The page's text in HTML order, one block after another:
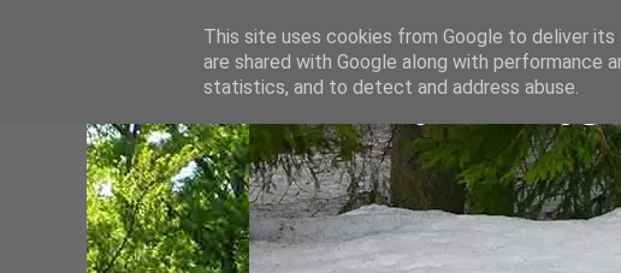
This site uses cookies from Google to deliver
are shared with Google along with performance
statistics, and to detect and address abuse.